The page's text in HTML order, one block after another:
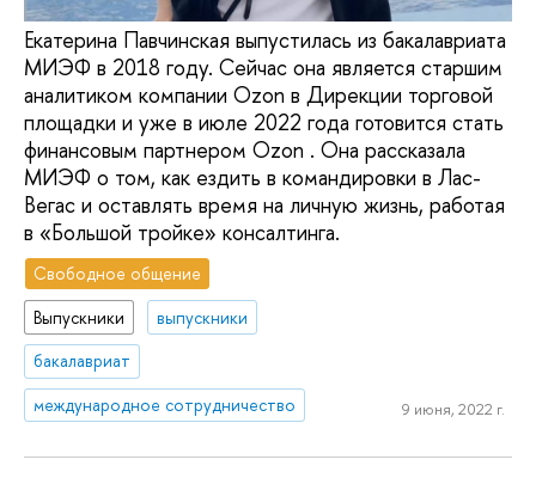
Екатерина Павчинская выпустилась из бакалавриата
МИЭФ в 2018 году. Сейчас она является старшим
аналитиком компании Ozon в Дирекции торговой
площадки и уже в июле 2022 года готовится стать
финансовым партнером Ozon . Она рассказала
МИЭФ о том, как ездить в командировки в Лас-
Вегас и оставлять время на личную жизнь, работая
в «Большой тройке» консалтинга.
Свободное общение
Выпускники
выпускники
бакалавриат
международное сотрудничество
9 июня, 2022 г.